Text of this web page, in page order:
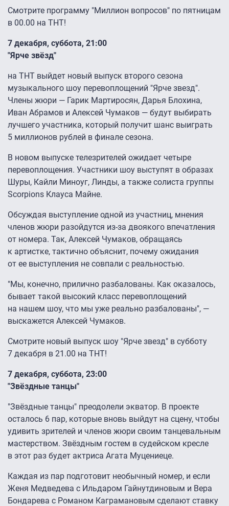
Смотрите программу "Миллион вопросов" по пятницам
в 00.00 на ТНТ!
7 декабря, суббота, 21:00
"Ярче звёзд"
на ТНТ выйдет новый выпуск второго сезона
музыкального шоу перевоплощений "Ярче звезд".
Члены жюри — Гарик Мартиросян, Дарья Блохина,
Иван Абрамов и Алексей Чумаков — будут выбирать
лучшего участника, который получит шанс выиграть
5 миллионов рублей в финале сезона.
В новом выпуске телезрителей ожидает четыре
перевоплощения. Участники шоу выступят в образах
Шуры, Кайли Миноуг, Линды, а также солиста группы
Scorpions Клауса Майне.
Обсуждая выступление одной из участниц, мнения
членов жюри разойдутся из-за двоякого впечатления
от номера. Так, Алексей Чумаков, обращаясь
к артистке, тактично объяснит, почему ожидания
от ее выступления не совпали с реальностью.
"Мы, конечно, прилично разбалованы. Как оказалось,
бывает такой высокий класс перевоплощений
на нашем шоу, что мы уже реально разбалованы", —
выскажется Алексей Чумаков.
Смотрите новый выпуск шоу "Ярче звезд" в субботу
7 декабря в 21.00 на ТНТ!
7 декабря, суббота, 23:00
"Звёздные танцы"
"Звёздные танцы" преодолели экватор. В проекте
осталось 6 пар, которые вновь выйдут на сцену, чтобы
удивить зрителей и членов жюри своим танцевальным
мастерством. Звёздным гостем в судейском кресле
в этот раз будет актриса Агата Муцениеце.
Каждая из пар подготовит необычный номер, и если
Женя Медведева с Ильдаром Гайнутдиновым и Вера
Бондарева с Романом Каграмановым сделают ставку